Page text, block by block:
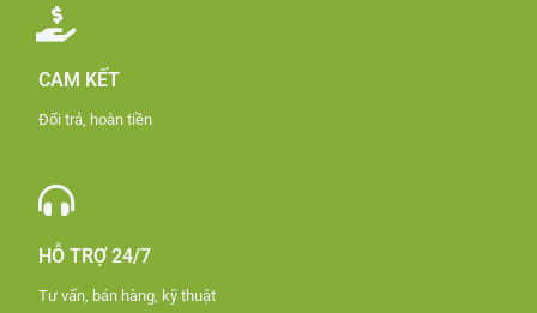
CAM KẾT
Đổi trả, hoàn tiền
HỖ TRỢ 24/7
Tư vấn, bán hàng, kỹ thuật